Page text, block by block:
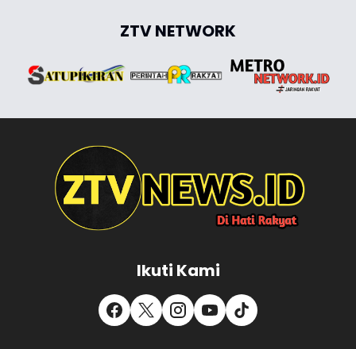
ZTV NETWORK
Ikuti Kami